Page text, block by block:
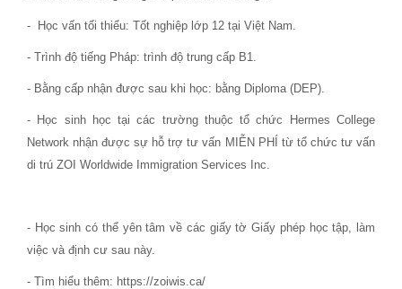
- Học vấn tối thiểu: Tốt nghiệp lớp 12 tại Việt Nam.
- Trình độ tiếng Pháp: trình độ trung cấp B1.
- Bằng cấp nhận được sau khi học: bằng Diploma (DEP).
- Học sinh học tại các trường thuộc tổ chức Hermes College
Network nhận được sự hỗ trợ tư vấn MIỄN PHÍ từ tổ chức tư vấn
di trú ZOI Worldwide Immigration Services Inc.
- Học sinh có thể yên tâm về các giấy tờ Giấy phép học tập, làm
việc và định cư sau này.
- Tìm hiểu thêm: https://zoiwis.ca/